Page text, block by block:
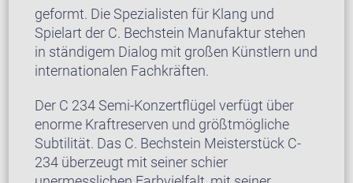
geformt. Die Spezialisten für Klang und
Spielart der C. Bechstein Manufaktur stehen
in ständigem Dialog mit großen Künstlern und
internationalen Fachkräften.
Der C 234 Semi-Konzertflügel verfügt über
enorme Kraftreserven und größtmögliche
Subtilität. Das C. Bechstein Meisterstück C-
234 überzeugt mit seiner schier